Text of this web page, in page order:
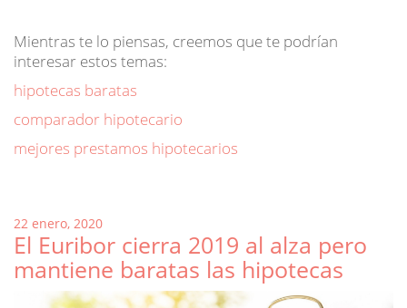
Mientras te lo piensas, creemos que te podrían
interesar estos temas:
hipotecas baratas
comparador hipotecario
mejores prestamos hipotecarios
Posted
on
22 enero, 2020
El Euribor cierra 2019 al alza pero
mantiene baratas las hipotecas